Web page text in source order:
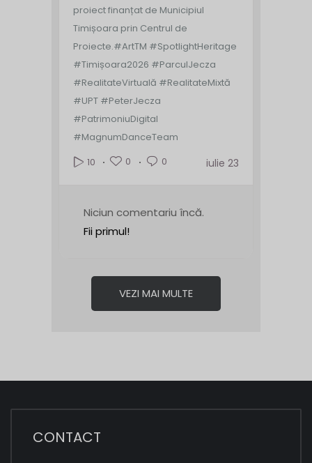
proiect finanțat de Municipiul
Timișoara prin Centrul de
Proiecte.#ArtTM #SpotlightHeritage
#Timișoara2026 #ParculJecza
#RealitateVirtuală #RealitateMixtă
#UPT #PeterJecza
#PatrimoniuDigital
#MagnumDanceTeam
10
0 0 iulie 23
Niciun comentariu încă.
Fii primul!
VEZI MAI MULTE
CONTACT